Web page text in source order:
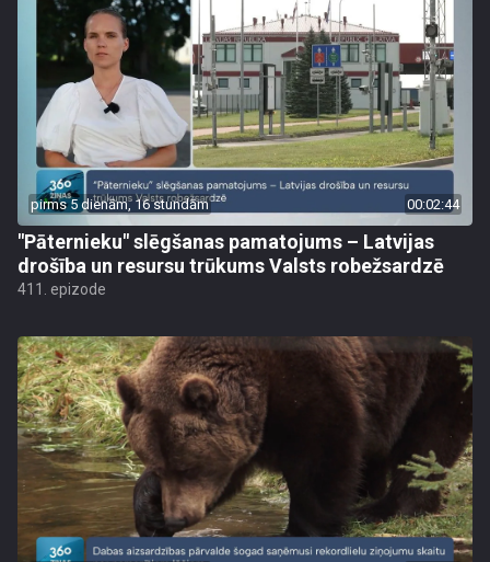
pirms 5 dienām, 16 stundām 00:02:44
"Pāternieku" slēgšanas pamatojums – Latvijas
drošība un resursu trūkums Valsts robežsardzē
411. epizode